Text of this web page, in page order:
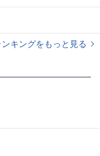
キングをもっと見る